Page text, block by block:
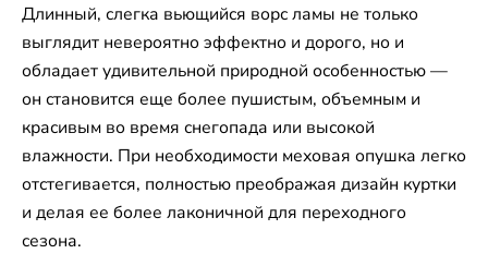
Длинный, слегка вьющийся ворс ламы не только
выглядит невероятно эффектно и дорого, но и
обладает удивительной природной особенностью —
он становится еще более пушистым, объемным и
красивым во время снегопада или высокой
влажности. При необходимости меховая опушка легко
отстегивается, полностью преображая дизайн куртки
и делая ее более лаконичной для переходного
сезона.